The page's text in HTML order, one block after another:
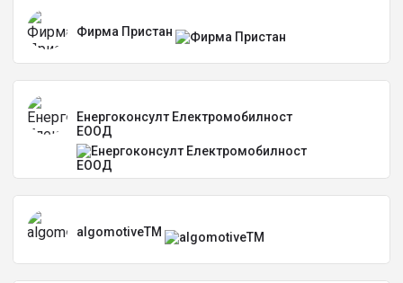
Фирма Пристан
Енергоконсулт Електромобилност
ЕООД
algomotiveTM